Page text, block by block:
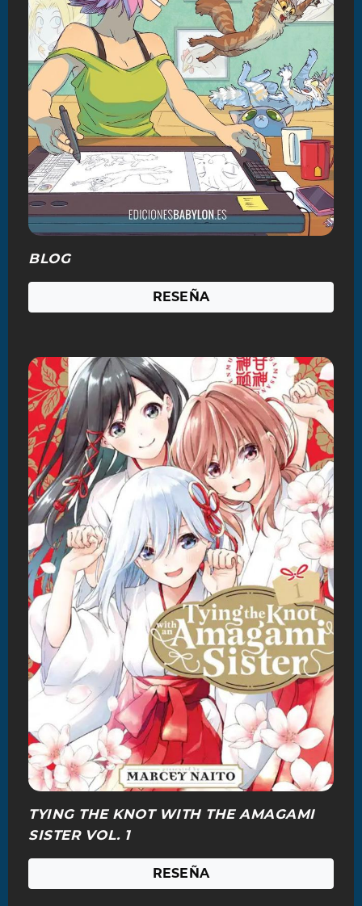
BLOG
RESEÑA
TYING THE KNOT WITH THE AMAGAMI
SISTER VOL. 1
RESEÑA